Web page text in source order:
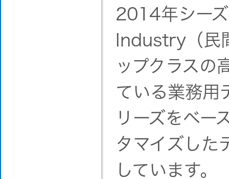
2014年シー
Industry（民
ップクラスの
ている業務用
リーズをベー
タマイズした
しています。